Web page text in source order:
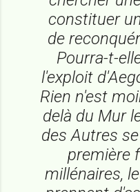
constituer
de
Pourra-t-
l'exploit
Rien n'est
delà du Mur
des Autres
première
millénaires,